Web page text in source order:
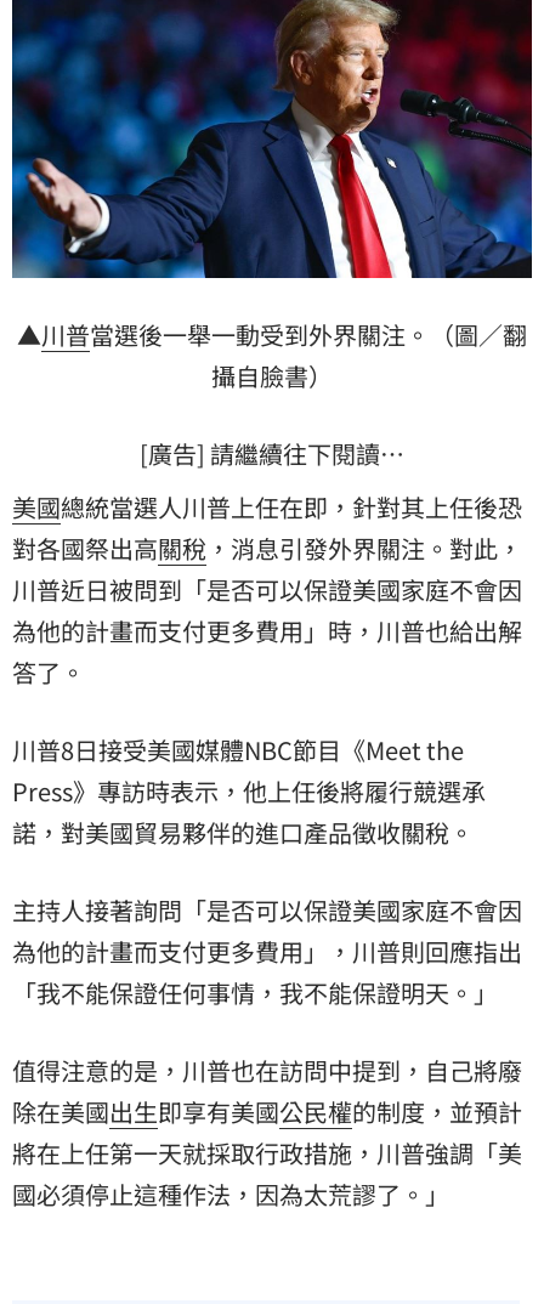
▲川普當選後一舉一動受到外界關注。（圖／翻
攝自臉書）
[廣告] 請繼續往下閱讀…
美國總統當選人川普上任在即，針對其上任後恐
對各國祭出高關稅 ，消息引發外界關注。對此，
川普近日被問到「是否可以保證美國家庭不會因
為他的計畫而支付更多費用」時，川普也給出解
答了。
川普8日接受美國媒體NBC節目《Meet the
Press》專訪時表示，他上任後將履行競選承
諾，對美國貿易夥伴的進口產品徵收關稅。
主持人接著詢問「是否可以保證美國家庭不會因
為他的計畫而支付更多費用」，川普則回應指出
「我不能保證任何事情，我不能保證明天。」
值得注意的是，川普也在訪問中提到，自己將廢
除在美國出生即享有美國公民權的制度，並預計
將在上任第一天就採取行政措施，川普強調「美
國必須停止這種作法，因為太荒謬了。」